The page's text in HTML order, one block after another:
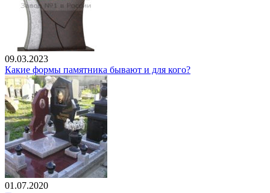
09.03.2023
Какие формы памятника бывают и для кого?
01.07.2020